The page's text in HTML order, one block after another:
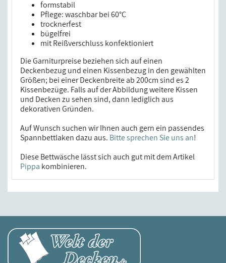
formstabil
Pflege: waschbar bei 60°C
trocknerfest
bügelfrei
mit Reißverschluss konfektioniert
Die Garniturpreise beziehen sich auf einen
Deckenbezug und einen Kissenbezug in den gewählten
Größen; bei einer Deckenbreite ab 200cm sind es 2
Kissenbezüge. Falls auf der Abbildung weitere Kissen
und Decken zu sehen sind, dann lediglich aus
dekorativen Gründen.
Auf Wunsch suchen wir Ihnen auch gern ein passendes
Spannbettlaken dazu aus. Bitte sprechen Sie uns an!
Diese Bettwäsche lässt sich auch gut mit dem Artikel
Pippa kombinieren.